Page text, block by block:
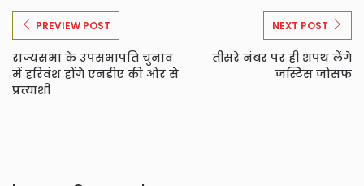
PREVIEW POST
राज्यसभा के उपसभापति चुनाव
में हरिवंश होंगे एनडीए की ओर से
प्रत्याशी
NEXT POST
तीसरे नंबर पर ही शपथ लेंगे
जस्टिस जोसफ